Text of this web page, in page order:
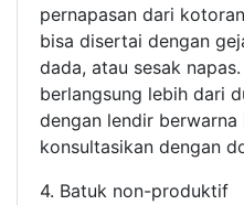
pernapasan dari
bisa disertai dengan
dada, atau sesak
berlangsung lebih dari
dengan lendir berwarna
konsultasikan dengan
4. Batuk non-produktif